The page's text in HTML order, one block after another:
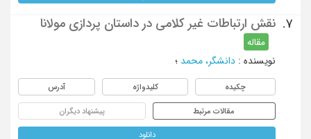
7. نقش ارتباطات غیر کلامی در داستان پردازی مولانا
مقاله
نویسنده : دانشگر، محمد ؛
چکیده کلیدواژه آدرس
مقالات مرتبط پیشنهاد دیگران
دانلود